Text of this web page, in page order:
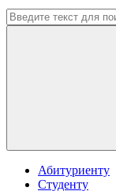
Абитуриенту
Студенту